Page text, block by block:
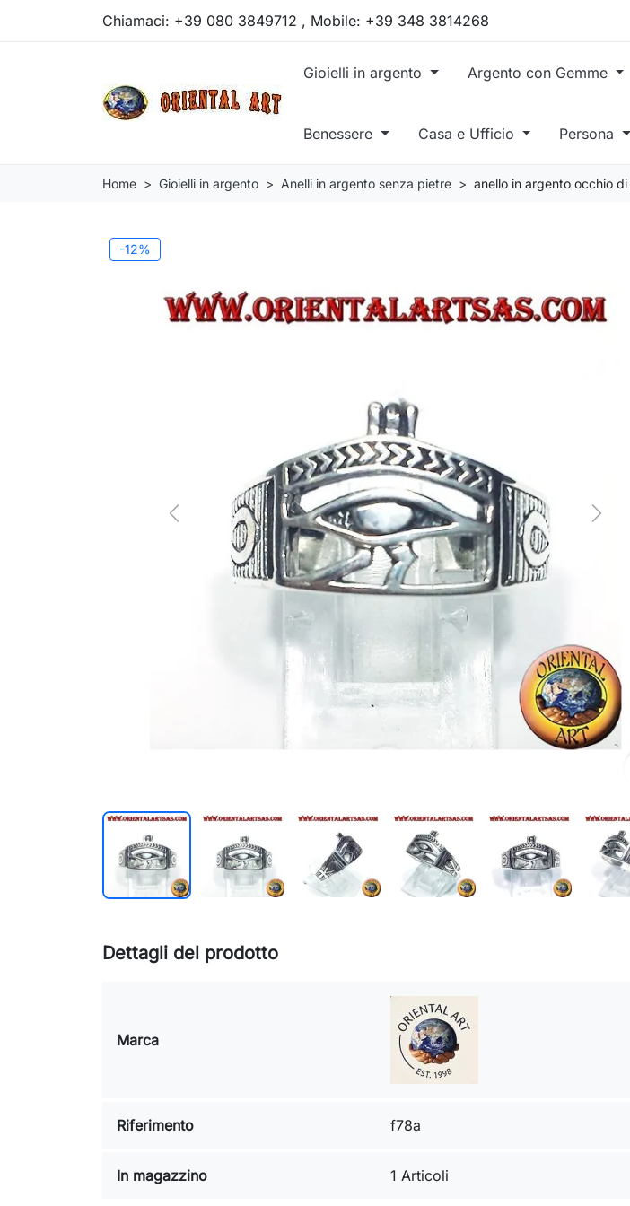
Chiamaci: +39 080 3849712 , Mobile: +39 348 3814268
Gioielli in argento Argento con Gemme
Benessere Casa e Ufficio Persona
Home Gioielli in argento Anelli in argento senza pietre anello in argento occhio
-12%
Previous Next
Dettagli del prodotto
Marca
Riferimento f78a
In magazzino 1 Articoli